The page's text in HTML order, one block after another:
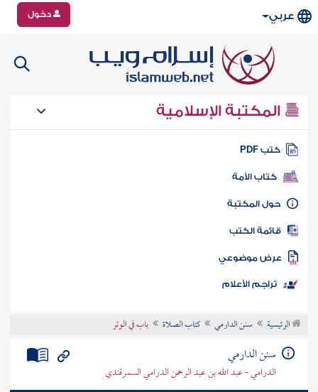
عربي دخول
المكتبة الإسلامية
كتب PDF
كتاب الأمة
المكتبة
الكتب
موضوعي
تراجم الأعلام
الرئيسية سنن الدارمي كتاب الصلاة باب في الوتر
سنن الدارمي
الدرامي - عبد الله بن عبد الرحمن الدرامي السمرقندي